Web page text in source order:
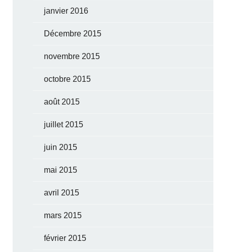
janvier 2016
Décembre 2015
novembre 2015
octobre 2015
août 2015
juillet 2015
juin 2015
mai 2015
avril 2015
mars 2015
février 2015